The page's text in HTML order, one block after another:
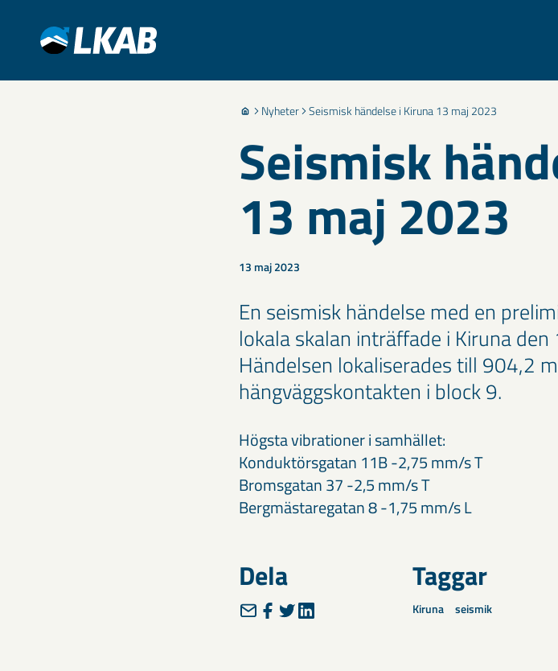
Nyheter Seismisk händelse i Kiruna 13 maj 2023
Seismisk
13 maj 2023
13 maj 2023
​En seismisk händelse med en
lokala skalan inträffade i Kiruna
Händelsen lokaliserades till 904,2
hängväggskontakten i block 9.
Högsta vibrationer i samhället:
Konduktörsgatan 11B -2,75 mm/s T
Bromsgatan 37 -2,5 mm/s T
Bergmästaregatan 8 -1,75 mm/s L
Dela Taggar
Kiruna seismik